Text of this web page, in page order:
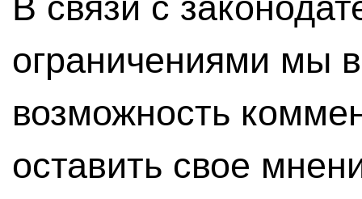
ограничениями мы
возможность
оставить свое